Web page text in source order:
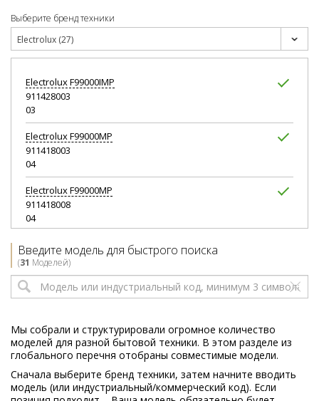
Выберите бренд техники
Electrolux (27)
ElectroluxF99000IMP
911428003
03
ElectroluxF99000MP
911418003
04
ElectroluxF99000MP
911418008
04
911448005
05
ElectroluxF99000MP
00
ElectroluxF99000P
04
Введите модель для быстрого поиска
(31 Моделей)
Мы собрали и структурировали огромное количество
моделей для разной бытовой техники. В этом разделе из
глобального перечня отобраны совместимые модели.
Сначала выберите бренд техники, затем начните вводить
модель (или индустриальный/коммерческий код). Если